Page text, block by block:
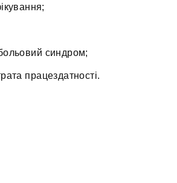
синдром;
працездатності.